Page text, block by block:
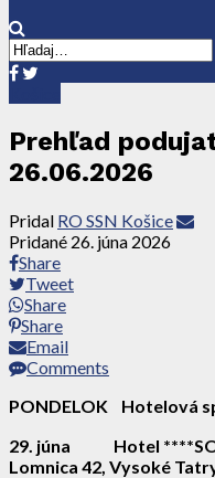
Prehľad
26.06.2026
Pridal RO SSN Košice
Pridané 26. júna 2026
Share
Tweet
Share
Share
Email
Comments
PONDELOK Hotelová
29. júna Hotel
Lomnica 42, Vysoké